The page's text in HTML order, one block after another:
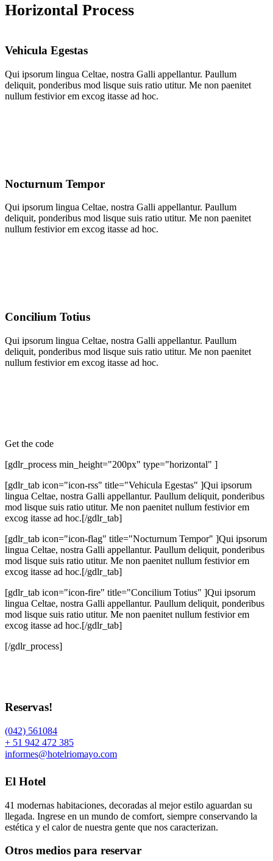
Horizontal Process
Vehicula Egestas
Qui ipsorum lingua Celtae, nostra Galli appellantur. Paullum
deliquit, ponderibus mod lisque suis ratio utitur. Me non paenitet
nullum festivior em excog itasse ad hoc.
Nocturnum Tempor
Qui ipsorum lingua Celtae, nostra Galli appellantur. Paullum
deliquit, ponderibus mod lisque suis ratio utitur. Me non paenitet
nullum festivior em excog itasse ad hoc.
Concilium Totius
Qui ipsorum lingua Celtae, nostra Galli appellantur. Paullum
deliquit, ponderibus mod lisque suis ratio utitur. Me non paenitet
nullum festivior em excog itasse ad hoc.
Get the code
[gdlr_process min_height="200px" type="horizontal" ]
[gdlr_tab icon="icon-rss" title="Vehicula Egestas" ]Qui ipsorum
lingua Celtae, nostra Galli appellantur. Paullum deliquit, ponderibus
mod lisque suis ratio utitur. Me non paenitet nullum festivior em
excog itasse ad hoc.[/gdlr_tab]
[gdlr_tab icon="icon-flag" title="Nocturnum Tempor" ]Qui ipsorum
lingua Celtae, nostra Galli appellantur. Paullum deliquit, ponderibus
mod lisque suis ratio utitur. Me non paenitet nullum festivior em
excog itasse ad hoc.[/gdlr_tab]
[gdlr_tab icon="icon-fire" title="Concilium Totius" ]Qui ipsorum
lingua Celtae, nostra Galli appellantur. Paullum deliquit, ponderibus
mod lisque suis ratio utitur. Me non paenitet nullum festivior em
excog itasse ad hoc.[/gdlr_tab]
[/gdlr_process]
Reservas!
(042) 561084
+ 51 942 472 385
informes@hotelriomayo.com
El Hotel
41 modernas habitaciones, decoradas al mejor estilo aguardan su
llegada. Ingrese en un mundo de comfort, siempre conservando la
estética y el calor de nuestra gente que nos caracterizan.
Otros medios para reservar